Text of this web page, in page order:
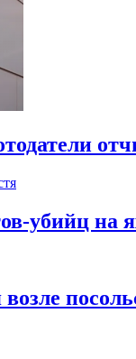
убийц на